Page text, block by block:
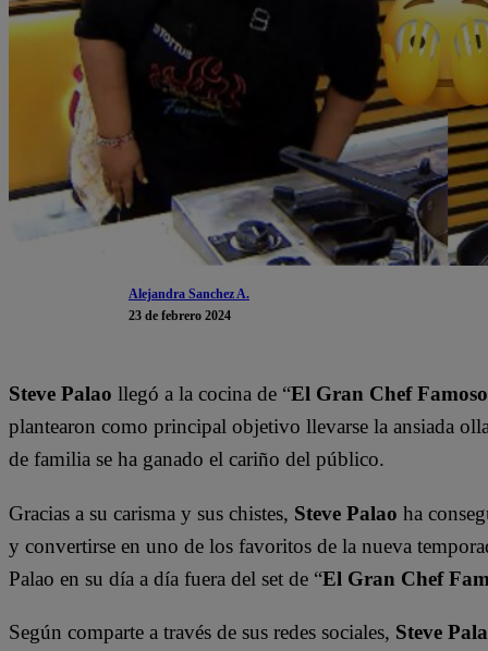
Alejandra Sanchez A.
23 de febrero 2024
Steve Palao llegó a la cocina de “El Gran Chef
plantearon como principal objetivo llevarse la ansiada
de familia se ha ganado el cariño del público.
Gracias a su carisma y sus chistes, Steve Palao ha
y convertirse en uno de los favoritos de la nueva
Palao en su día a día fuera del set de “El Gran Chef
Según comparte a través de sus redes sociales, Steve